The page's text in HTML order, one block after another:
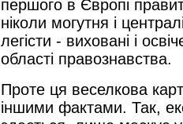
першого в Європі
ніколи могутня і
легісти - виховані і
області правознавства.
Проте ця веселкова
іншими фактами. Так,